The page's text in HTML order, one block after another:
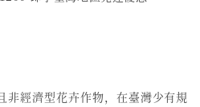
非經濟型花卉作物，在臺灣少有規